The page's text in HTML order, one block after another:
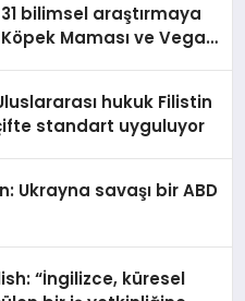
bilimsel araştırmaya
Maması ve Vegan
hukuk Filistin
standart uyguluyor
Ukrayna savaşı bir ABD
“İngilizce, küresel